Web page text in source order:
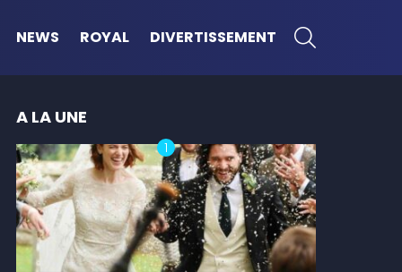
NEWS ROYAL DIVERTISSEMENT
A LA UNE